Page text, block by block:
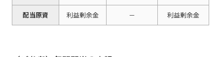
配当原資 利益剰余金 － 利益剰余金